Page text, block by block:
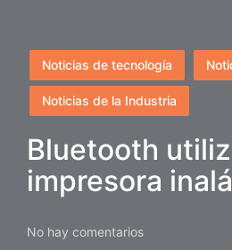
Publicado
en
Noticias de tecnología
Noticias de la Industria
Bluetooth
impresora
No hay comentarios